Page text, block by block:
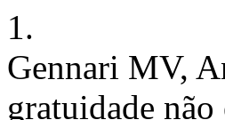
1.
Gennari MV,
gratuidade